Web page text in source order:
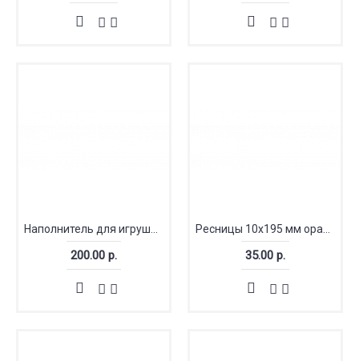
200.00 р. 35.00 р.